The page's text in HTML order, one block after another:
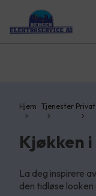
Hjem Tjenester Privat
Kjøkken
La deg inspirere
den tidløse